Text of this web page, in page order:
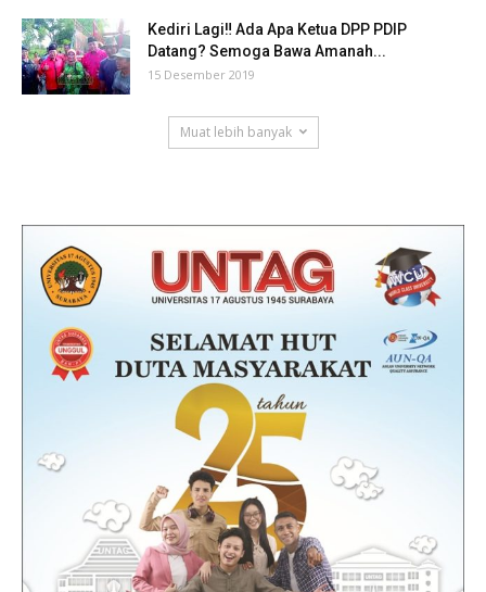
Kediri Lagi‼ Ada Apa Ketua DPP PDIP
Datang? Semoga Bawa Amanah...
15 Desember 2019
Muat lebih banyak